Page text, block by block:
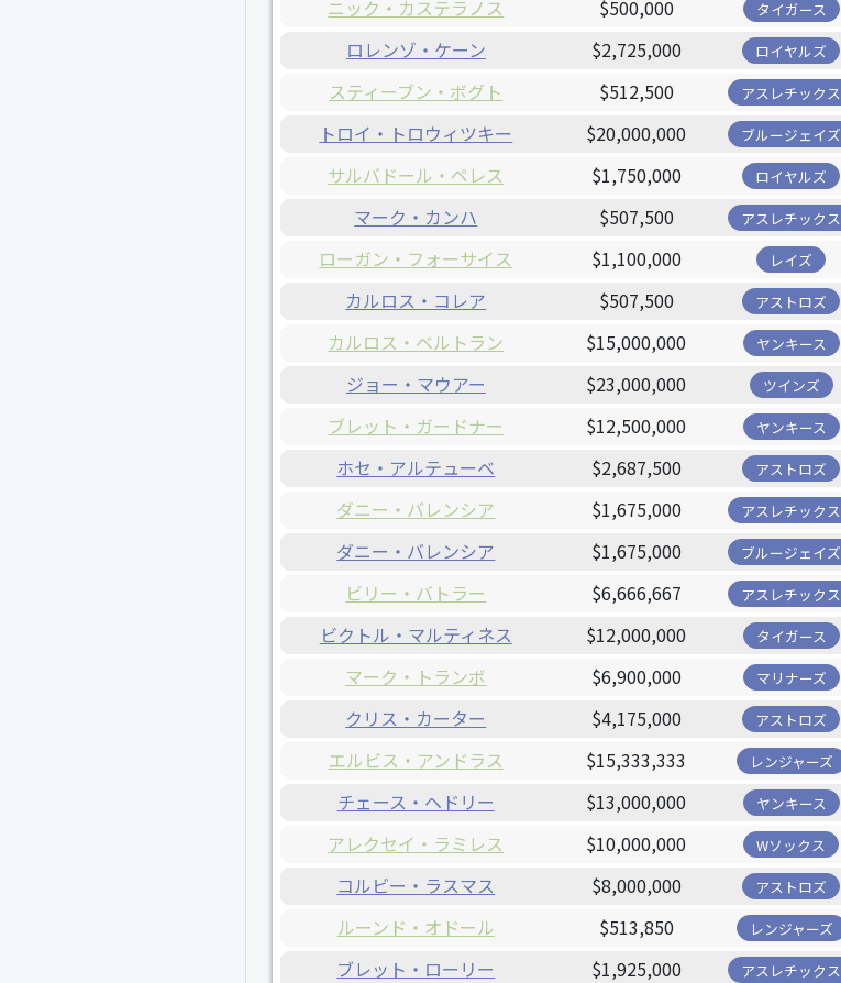
ニック・カステラノス $500,000 タイガース
ロレンゾ・ケーン
$2,725,000 ロイヤルズ
スティーブン・ボグト
$512,500 アスレチックス
トロイ・トロウィツキー
$20,000,000 ブルージェイズ
サルバドール・ペレス
$1,750,000 ロイヤルズ
マーク・カンハ
$507,500 アスレチックス
ローガン・フォーサイス
$1,100,000 レイズ
カルロス・コレア
$507,500 アストロズ
カルロス・ベルトラン
$15,000,000 ヤンキース
ジョー・マウアー
$23,000,000 ツインズ
ブレット・ガードナー
$12,500,000 ヤンキース
ホセ・アルテューベ
$2,687,500 アストロズ
ダニー・バレンシア
$1,675,000 アスレチックス
ダニー・バレンシア
$1,675,000 ブルージェイズ
ビリー・バトラー
$6,666,667 アスレチックス
ビクトル・マルティネス
$12,000,000 タイガース
マーク・トランボ
$6,900,000 マリナーズ
クリス・カーター
$4,175,000 アストロズ
エルビス・アンドラス
$15,333,333 レンジャーズ
チェース・ヘドリー
$13,000,000 ヤンキース
アレクセイ・ラミレス
$10,000,000 Wソックス
コルビー・ラスマス
$8,000,000 アストロズ
ルーンド・オドール
$513,850 レンジャーズ
ブレット・ローリー
$1,925,000 アスレチックス